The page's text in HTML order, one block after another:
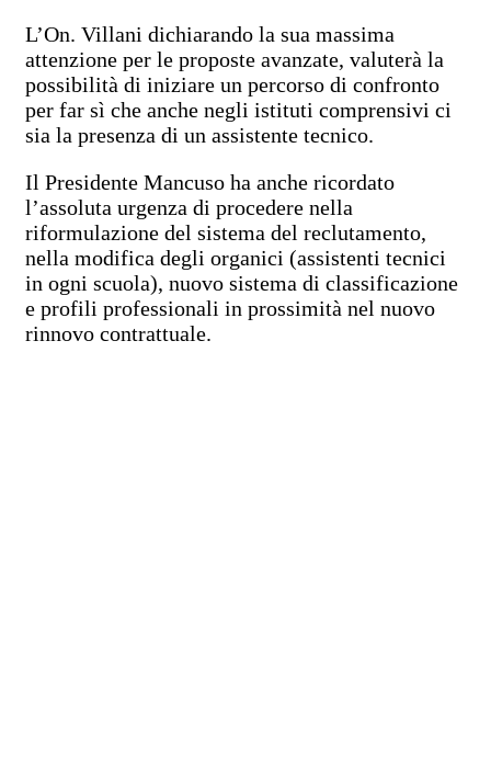
L’On. Villani dichiarando la sua massima
attenzione per le proposte avanzate, valuterà la
possibilità di iniziare un percorso di confronto
per far sì che anche negli istituti comprensivi ci
sia la presenza di un assistente tecnico.
Il Presidente Mancuso ha anche ricordato
l’assoluta urgenza di procedere nella
riformulazione del sistema del reclutamento,
nella modifica degli organici (assistenti tecnici
in ogni scuola), nuovo sistema di classificazione
e profili professionali in prossimità nel nuovo
rinnovo contrattuale.